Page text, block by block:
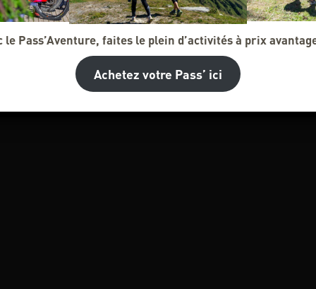
le Pass’Aventure, faites le plein d’activités à prix
Achetez votre Pass’ ici